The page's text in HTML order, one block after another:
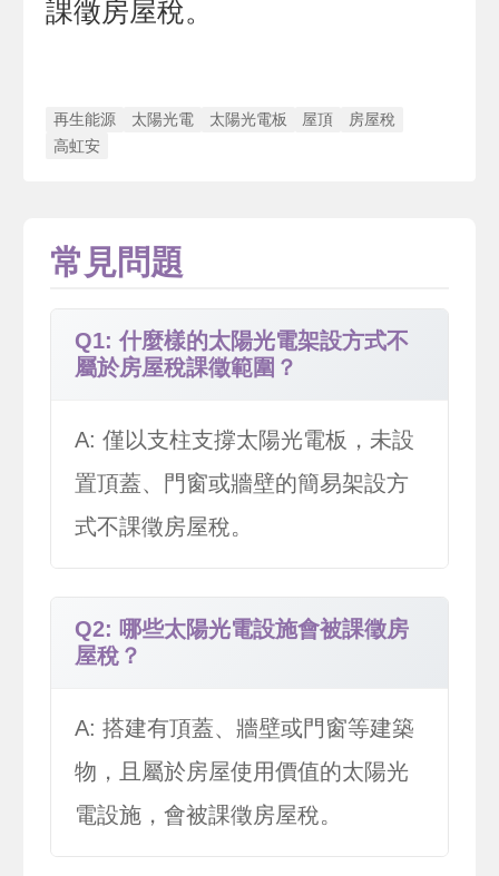
課徵房屋稅。
再生能源 太陽光電 太陽光電板 屋頂
房屋稅
高虹安
常見問題
Q1: 什麼樣的太陽光電架設方式不
屬於房屋稅課徵範圍？
A: 僅以支柱支撐太陽光電板，未設
置頂蓋、門窗或牆壁的簡易架設方
式不課徵房屋稅。
Q2: 哪些太陽光電設施會被課徵房
屋稅？
A: 搭建有頂蓋、牆壁或門窗等建築
物，且屬於房屋使用價值的太陽光
電設施，會被課徵房屋稅。